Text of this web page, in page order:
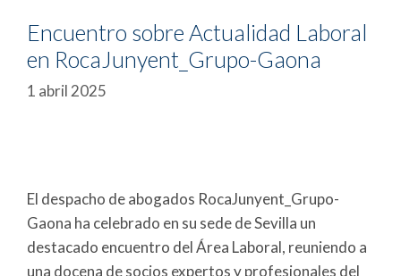
Encuentro sobre Actualidad Laboral
en RocaJunyent_Grupo-Gaona
1 abril 2025
El despacho de abogados RocaJunyent_Grupo-
Gaona ha celebrado en su sede de Sevilla un
destacado encuentro del Área Laboral, reuniendo a
una docena de socios expertos y profesionales del